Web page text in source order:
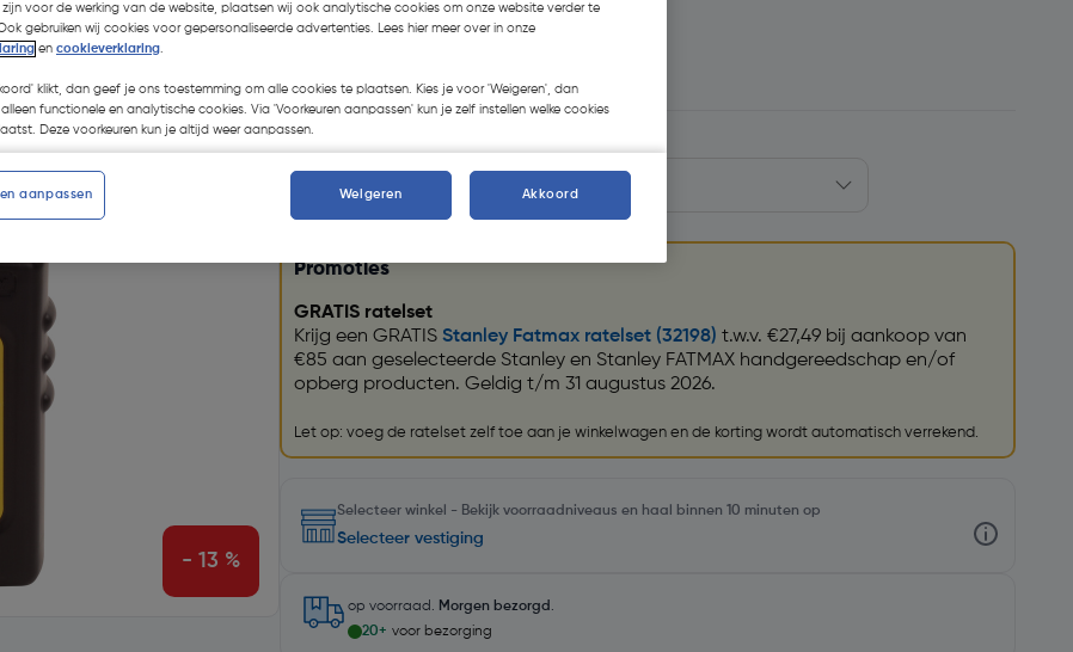
- 13 %
€ 5,05
Promoties
GRATIS ratelset
Krijg een GRATIS Stanley Fatmax ratelset (32198) t.w.v. €27,49 bij aankoop van
€85 aan geselecteerde Stanley en Stanley FATMAX handgereedschap en/of
opberg producten. Geldig t/m 31 augustus 2026.
Let op: voeg de ratelset zelf toe aan je winkelwagen en de korting wordt automatisch verrekend.
Selecteer winkel - Bekijk voorraadniveaus en haal binnen 10 minuten op
Selecteer vestiging
op voorraad. Morgen bezorgd .
20+ voor bezorging
voor de werking van de website, plaatsen wij ook analytische cookies om onze website verder te
gebruiken wij cookies voor gepersonaliseerde advertenties. Lees hier meer over in onze
en cookieverklaring.
klikt, dan geef je ons toestemming om alle cookies te plaatsen. Kies je voor 'Weigeren', dan
functionele en analytische cookies. Via 'Voorkeuren aanpassen' kun je zelf instellen welke cookies
Deze voorkeuren kun je altijd weer aanpassen.
aanpassen Weigeren Akkoord